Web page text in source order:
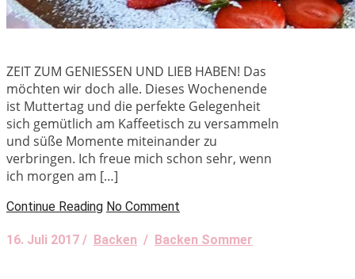
ZEIT ZUM GENIESSEN UND LIEB HABEN! Das
möchten wir doch alle. Dieses Wochenende
ist Muttertag und die perfekte Gelegenheit
sich gemütlich am Kaffeetisch zu versammeln
und süße Momente miteinander zu
verbringen. Ich freue mich schon sehr, wenn
ich morgen am […]
Continue Reading No Comment
16. Juli 2017 / Backen / Backen Sommer